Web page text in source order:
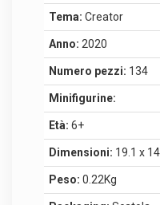
Tema: Creator
Anno: 2020
Numero pezzi: 134
Minifigurine:
Età: 6+
Dimensioni: 19.1 x
Peso: 0.22Kg